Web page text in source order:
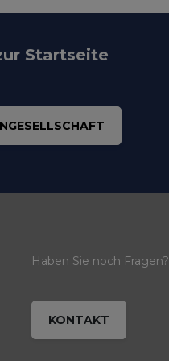
Startseite
Haben Sie noch Fragen?
KONTAKT